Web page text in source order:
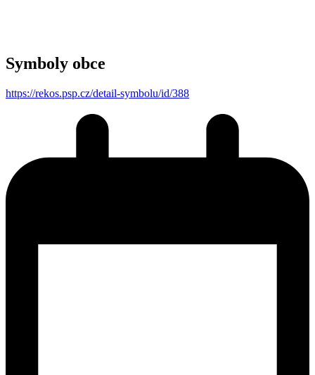
Symboly obce
https://rekos.psp.cz/detail-symbolu/id/388